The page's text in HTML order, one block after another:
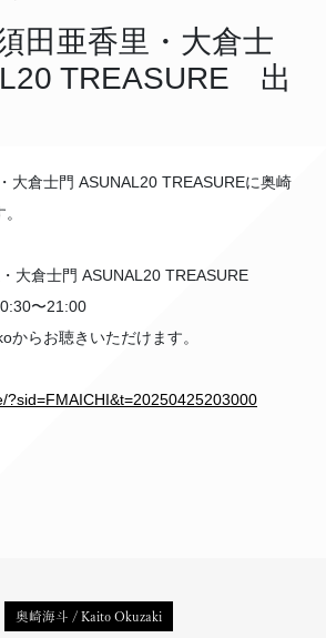
田亜香里・大倉士
TREASURE 出
大倉士門 ASUNAL20 TREASUREに奥崎
大倉士門 ASUNAL20 TREASURE
〜21:00
らお聴きいただけます。
?sid=FMAICHI&t=20250425203000
奥崎海斗 / Kaito Okuzaki